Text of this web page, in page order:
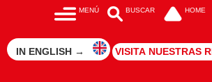
MENÚ BUSCAR HOME
IN ENGLISH → VISITA NUESTRAS